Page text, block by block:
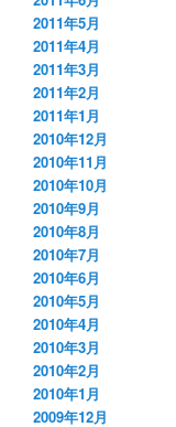
2011年5月
2011年4月
2011年3月
2011年2月
2011年1月
2010年12月
2010年11月
2010年10月
2010年9月
2010年8月
2010年7月
2010年6月
2010年5月
2010年4月
2010年3月
2010年2月
2010年1月
2009年12月